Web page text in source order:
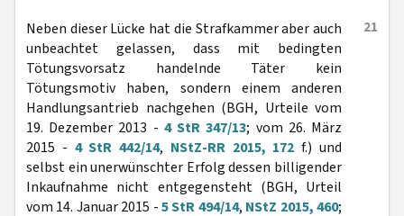
21
Neben dieser Lücke hat die Strafkammer aber auch
unbeachtet gelassen, dass mit bedingten
Tötungsvorsatz handelnde Täter kein
Tötungsmotiv haben, sondern einem anderen
Handlungsantrieb nachgehen (BGH, Urteile vom
19. Dezember 2013 - 4 StR 347/13; vom 26. März
2015 - 4 StR 442/14, NStZ-RR 2015, 172 f.) und
selbst ein unerwünschter Erfolg dessen billigender
Inkaufnahme nicht entgegensteht (BGH, Urteil
vom 14. Januar 2015 -5 StR 494/14, NStZ 2015, 460;